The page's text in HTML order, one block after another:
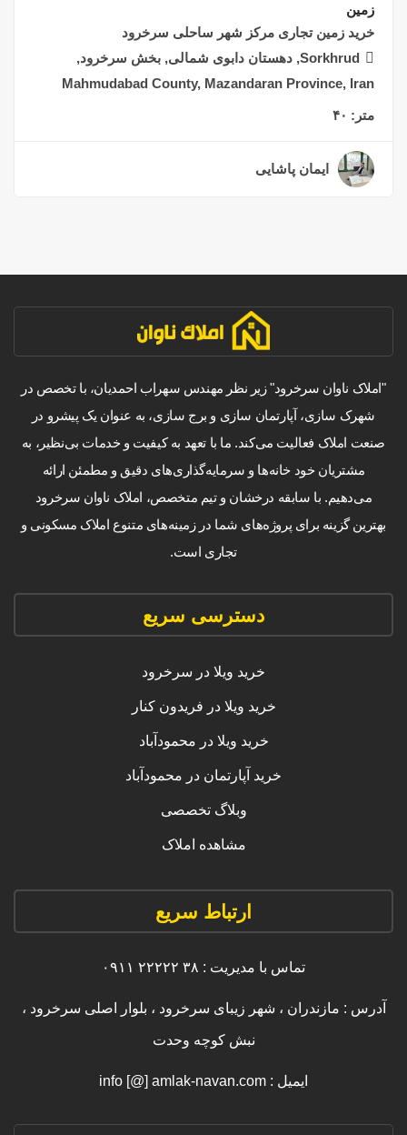
زمین
خرید زمین تجاری مرکز شهر ساحلی سرخرود
Sorkhrud, دهستان دابوی شمالی, بخش سرخرود,
Mahmudabad County, Mazandaran Province, Iran
متر: ۴۰
ایمان پاشایی
"املاک ناوان سرخرود" زیر نظر مهندس سهراب احمدیان، با تخصص در
شهرک سازی، آپارتمان سازی و برج سازی، به عنوان یک پیشرو در
صنعت املاک فعالیت می‌کند. ما با تعهد به کیفیت و خدمات بی‌نظیر، به
مشتریان خود خانه‌ها و سرمایه‌گذاری‌های دقیق و مطمئن ارائه
می‌دهیم. با سابقه درخشان و تیم متخصص، املاک ناوان سرخرود
بهترین گزینه برای پروژه‌های شما در زمینه‌های متنوع املاک مسکونی و
تجاری است.
دسترسی سریع
خرید ویلا در سرخرود
خرید ویلا در فریدون کنار
خرید ویلا در محمودآباد
خرید آپارتمان در محمودآباد
وبلاگ تخصصی
مشاهده املاک
ارتباط سریع
تماس با مدیریت : ۳۸ ۲۲۲۲۲ ۰۹۱۱
آدرس : مازندران ، شهر زیبای سرخرود ، بلوار اصلی سرخرود ،
نبش کوچه وحدت
ایمیل : info [@] amlak-navan.com